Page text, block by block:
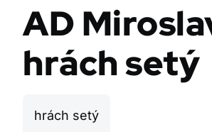
AD
hrách setý
hrách setý